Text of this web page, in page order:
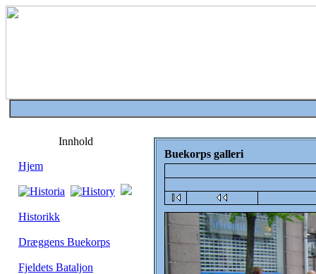
Innhold
Hjem
Historikk
Dræggens Buekorps
Fjeldets Bataljon
Buekorps galleri